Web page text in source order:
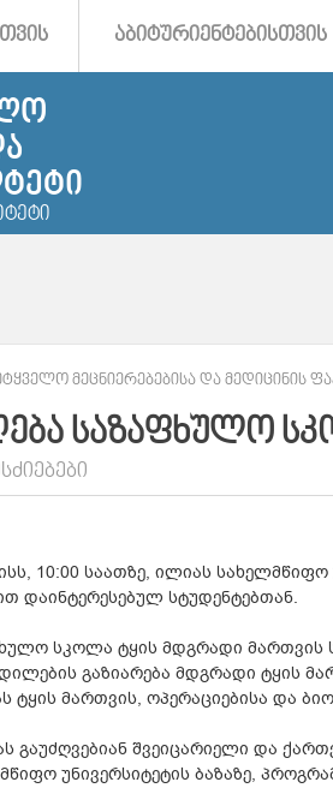
ᲐᲑᲘᲢᲣᲠᲘᲔᲜᲢᲔᲑᲘᲡᲗᲕᲘᲡ
ᲛᲔᲪᲜᲘᲔᲠᲔᲑᲔᲑᲘᲡᲐ ᲓᲐ ᲛᲔᲓᲘᲪᲘᲜᲘᲡ
ᲡᲐᲖᲐᲤᲮᲣᲚᲝ
10:00 საათზე, ილიას
დაინტერესებულ სტუდენტებთან.
სკოლა ტყის მდგრადი მართვის
გაზიარება მდგრადი ტყის
ტყის მართვის, ოპერაციებისა და
გაუძღვებიან შვეიცარიელი და
უნივერსიტეტის ბაზაზე,